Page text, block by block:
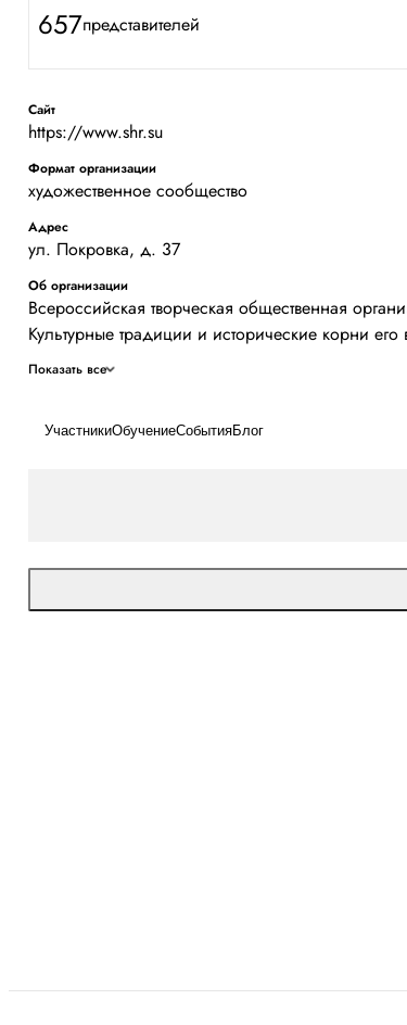
657представителей
Сайт
https://www.shr.su
Формат организации
художественное сообщество
Адрес
ул. Покровка, д. 37
Об организации
Всероссийская творческая общественная
Культурные традиции и исторические корни
Показать все
УчастникиОбучениеСобытияБлог